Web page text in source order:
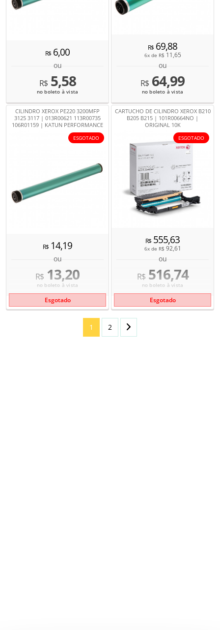
R$6,00
ou
R$5,58
no boleto à vista
R$69,88
6x de R$ 11,65
ou
R$ 64,99
no boleto à vista
CILINDRO XEROX PE220 3200MFP
3125 3117 | 013R00621 113R00735
106R01159 | KATUN PERFORMANCE
ESGOTADO
R$14,19
ou
R$ 13,20
no boleto à vista
Esgotado
CARTUCHO DE CILINDRO XEROX B210
B205 B215 | 101R00664NO |
ORIGINAL 10K
ESGOTADO
R$555,63
6x de R$ 92,61
ou
R$516,74
no boleto à vista
Esgotado
1 2